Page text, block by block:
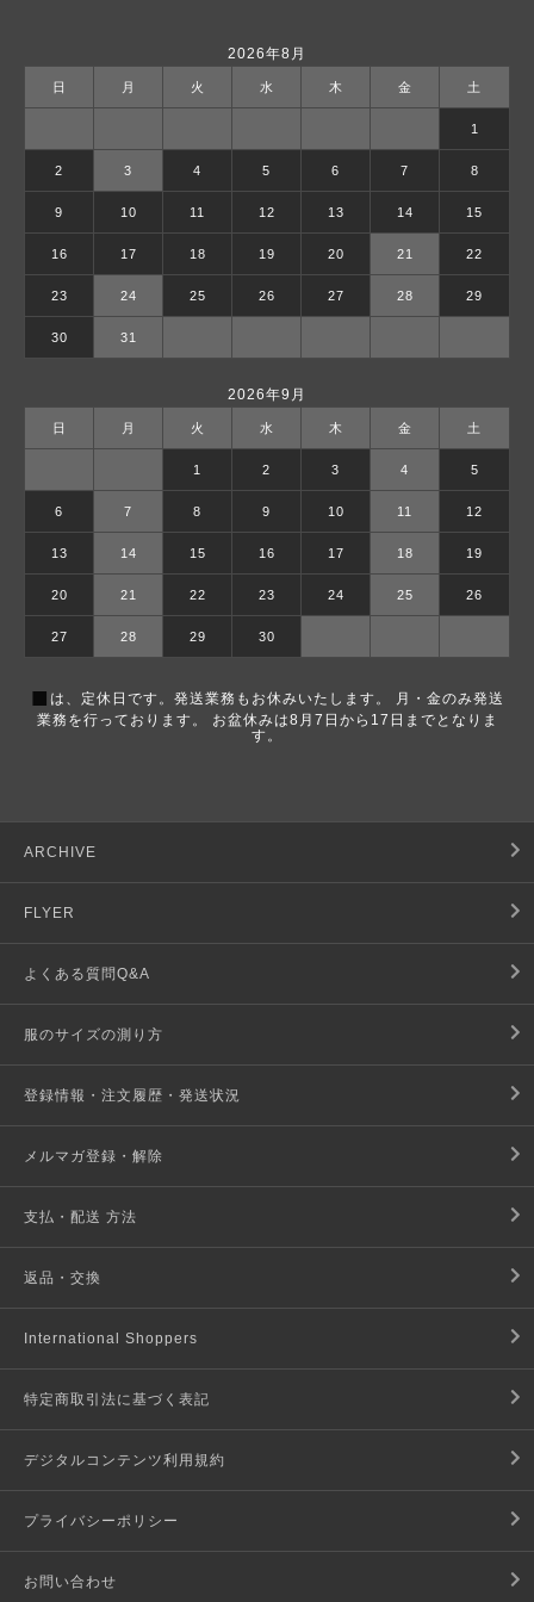
2026年8月
日 月 火 水 木 金 土
1
2 3 4 5 6 7 8
9 10 11 12 13 14 15
16 17 18 19 20 21 22
23 24 25 26 27 28 29
30 31
2026年9月
日 月 火 水 木 金 土
1 2 3 4 5
6 7 8 9 10 11 12
13 14 15 16 17 18 19
20 21 22 23 24 25 26
27 28 29 30
■ は、定休日です。発送業務もお休みいたします。 月・金のみ発送
業務を行っております。 お盆休みは8月7日から17日までとなりま
す。
ARCHIVE
FLYER
よくある質問Q&A
服のサイズの測り方
登録情報・注文履歴・発送状況
メルマガ登録・解除
支払・配送 方法
返品・交換
International Shoppers
特定商取引法に基づく表記
デジタルコンテンツ利用規約
プライバシーポリシー
お問い合わせ